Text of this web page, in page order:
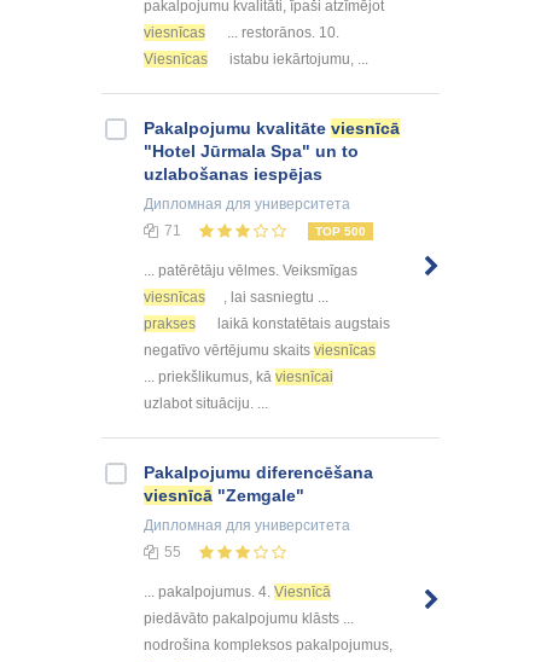
pakalpojumu kvalitāti, īpaši atzīmējot
viesnīcas
... restorānos. 10.
Viesnīcas
istabu iekārtojumu, ...
Pakalpojumu kvalitāte viesnīcā
"Hotel Jūrmala Spa" un to
uzlabošanas iespējas
Дипломная для университета
71
TOP 500
... patērētāju vēlmes. Veiksmīgas
viesnīcas
, lai sasniegtu ...
prakses
laikā konstatētais augstais
negatīvo vērtējumu skaits viesnīcas
... priekšlikumus, kā viesnīcai
uzlabot situāciju. ...
Pakalpojumu diferencēšana
viesnīcā "Zemgale"
Дипломная для университета
55
... pakalpojumus. 4. Viesnīcā
piedāvāto pakalpojumu klāsts ...
nodrošina kompleksos pakalpojumus,